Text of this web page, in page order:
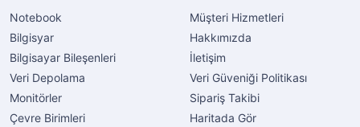
Notebook
Bilgisyar
Bilgisayar Bileşenleri
Veri Depolama
Monitörler
Çevre Birimleri
Müşteri Hizmetleri
Hakkımızda
İletişim
Veri Güveniği Politikası
Sipariş Takibi
Haritada Gör